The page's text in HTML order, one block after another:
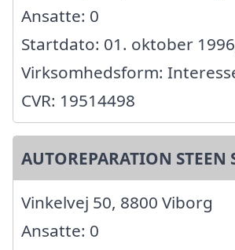
Ansatte: 0
Startdato: 01. oktober
Virksomhedsform:
CVR: 19514498
AUTOREPARATION STEEN
Vinkelvej 50, 8800 Viborg
Ansatte: 0